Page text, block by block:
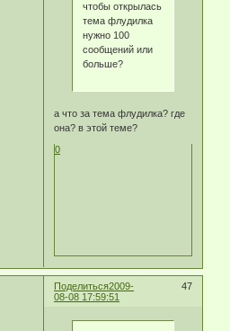
чтобы открылась
тема флудилка
нужно 100
сообщений или
больше?
а что за тема флудилка? где
она? в этой теме?
0
Поделиться 47
2009-
08-08 17:59:51